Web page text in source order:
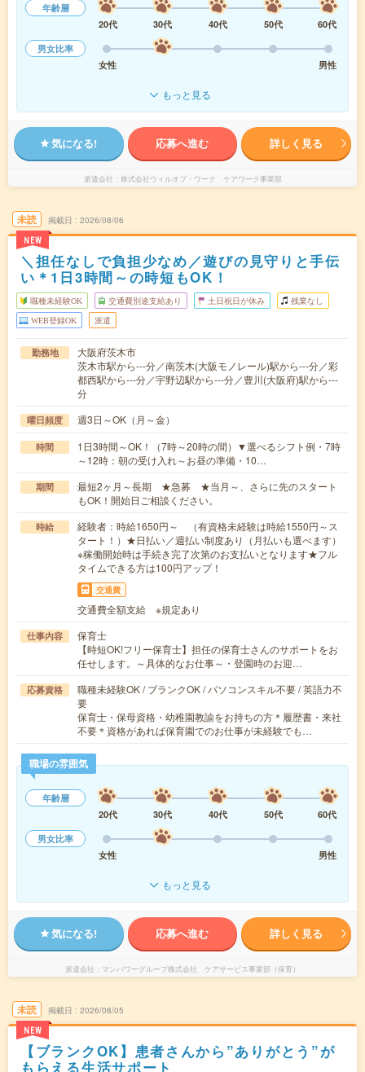
年齢層
20代
30代 40代 50代
60代
男女比率
女性
男性
もっと見る
気になる! 応募へ進む 詳しく見る
派遣会社 株式会社ウィルオブ・ワーク ケアワーク事業部
未読
NEW
掲載日 2026/08/06
＼担任なしで負担少なめ／遊びの見守りと手伝
い＊1日3時間～の時短もOK！
職種未経験OK 交通費別途支給あり 土日祝日が休み 残業なし
WEB登録OK 派遣
勤務地
大阪府茨木市
茨木市駅から---分／南茨木(大阪モノレール)駅から---分／彩
都西駅から---分／宇野辺駅から---分／豊川(大阪府)駅から---
分
曜日頻度 週3日～OK（月～金）
時間
1日3時間～OK！（7時～20時の間）▼選べるシフト例・7時
～12時：朝の受け入れ～お昼の準備・10…
期間
最短2ヶ月～長期 ★急募 ★当月～、さらに先のスタート
もOK！開始日ご相談ください。
時給
経験者：時給1650円～ （有資格未経験は時給1550円～ス
タート！）★日払い／週払い制度あり（月払いも選べます）
※稼働開始時は手続き完了次第のお支払いとなります★フル
タイムできる方は100円アップ！
交通費
交通費全額支給 ※規定あり
仕事内容
保育士
【時短OK!フリー保育士】担任の保育士さんのサポートをお
任せします。～具体的なお仕事～・登園時のお迎…
応募資格
職種未経験OK / ブランクOK / パソコンスキル不要 / 英語力不
要
保育士・保母資格・幼稚園教諭をお持ちの方＊履歴書・来社
不要＊資格があれば保育園でのお仕事が未経験でも…
職場の雰囲気
年齢層
20代
30代 40代 50代
60代
男女比率
女性
男性
もっと見る
気になる! 応募へ進む 詳しく見る
派遣会社 マンパワーグループ株式会社 ケアサービス事業部（保育）
未読
NEW
掲載日 2026/08/05
【ブランクOK】患者さんから”ありがとう”が
もらえる生活サポート